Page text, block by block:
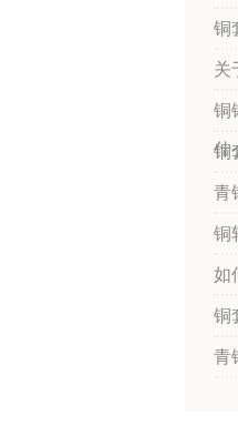
铜
关
铜
什
铜
青
铜
如
铜
青